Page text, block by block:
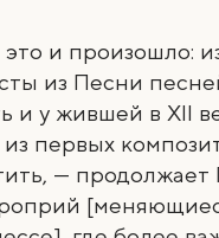
и произошло:
из Песни
и у жившей в XII
из первых
— продолжает